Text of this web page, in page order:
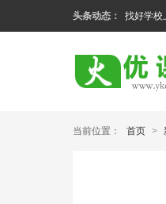
头条动态： 找好学校
当前位置： 首页 >